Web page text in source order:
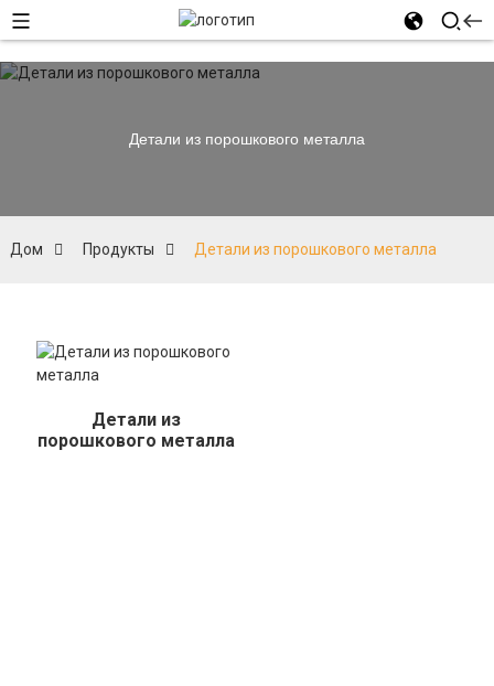
Детали из порошкового металла
Дом Продукты Детали из порошкового металла
Детали из
порошкового металла